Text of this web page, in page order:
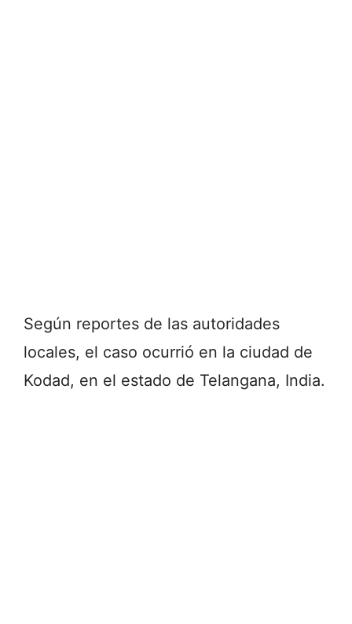
Según reportes de las autoridades
locales, el caso ocurrió en la ciudad de
Kodad, en el estado de Telangana, India.